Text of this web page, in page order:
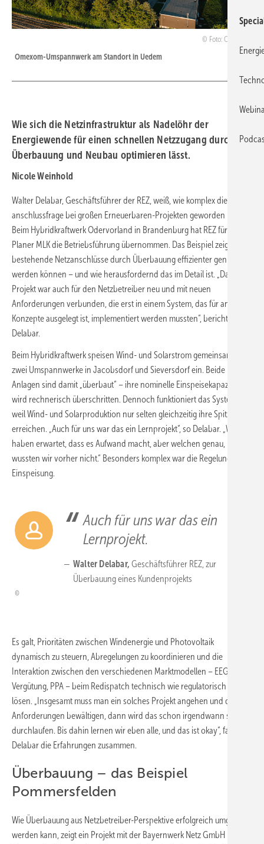
Foto: Omexom
Omexom-Umspannwerk am Standort in Uedem
Wie sich die Netzinfrastruktur als Nadelöhr der
Energiewende für einen schnellen Netzzugang durch
Überbauung und Neubau optimieren lässt.
Nicole Weinhold
Walter Delabar, Geschäftsführer der REZ, weiß, wie komplex die Netz­
anschlussfrage bei großen Erneuerbaren-Projekten geworden ist.
Beim Hybridkraftwerk Odervorland in Brandenburg hat REZ für den
Planer MLK die Betriebsführung übernommen. Das Beispiel zeigt, wie
bestehende Netzanschlüsse durch Überbauung effizienter genutzt
werden können – und wie herausfordernd das im Detail ist. „Das
Projekt war auch für den Netzbetreiber neu und mit neuen
Anforderungen verbunden, die erst in einem System, das für andere
Konzepte ausgelegt ist, implementiert werden mussten“, berichtet
Delabar.
Beim Hybridkraftwerk speisen Wind- und Solarstrom gemeinsam über
zwei Umspannwerke in Jacobsdorf und Sieversdorf ein. Beide
Anlagen sind damit „überbaut“ – ihre nominelle Einspeisekapazität
wird rechnerisch überschritten. Dennoch funktioniert das System,
weil Wind- und Solarproduktion nur selten gleichzeitig ihre Spitzen
erreichen. „Auch für uns war das ein Lernprojekt“, so Delabar. „Wir
haben erwartet, dass es Aufwand macht, aber welchen genau,
wussten wir vorher nicht.“ Besonders komplex war die Regelung der
Einspeisung.
Auch für uns war das ein
Lernprojekt.
Walter Delabar, Geschäftsführer REZ, zur
Überbauung eines Kundenprojekts
Es galt, Prioritäten zwischen Windenergie und Photovoltaik
dynamisch zu steuern, Abregelungen zu koordinieren und die
Interaktion zwischen den verschiedenen Marktmodellen – EEG-
Vergütung, PPA – beim Redispatch technisch wie regulatorisch zu
lösen. „Insgesamt muss man ein solches Projekt angehen und die
Anforderungen bewältigen, dann wird das schon irgendwann sauber
durchlaufen. Bis dahin lernen wir eben alle, und das ist okay“, fasst
Delabar die Erfahrungen zusammen.
Überbauung – das Beispiel
Pommersfelden
Wie Überbauung aus Netzbetreiber-Perspektive erfolgreich umgesetzt
werden kann, zeigt ein Projekt mit der Bayernwerk Netz GmbH in